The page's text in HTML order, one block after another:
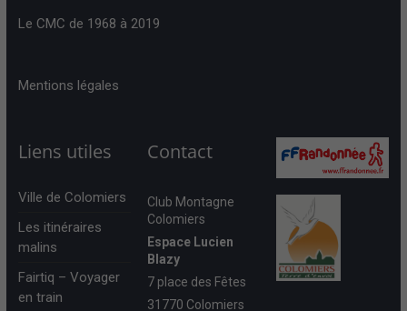
Le CMC de 1968 à 2019
Mentions légales
Liens utiles
Ville de Colomiers
Les itinéraires
malins
Fairtiq – Voyager
en train
Contact
Club Montagne
Colomiers
Espace Lucien
Blazy
7 place des Fêtes
31770 Colomiers